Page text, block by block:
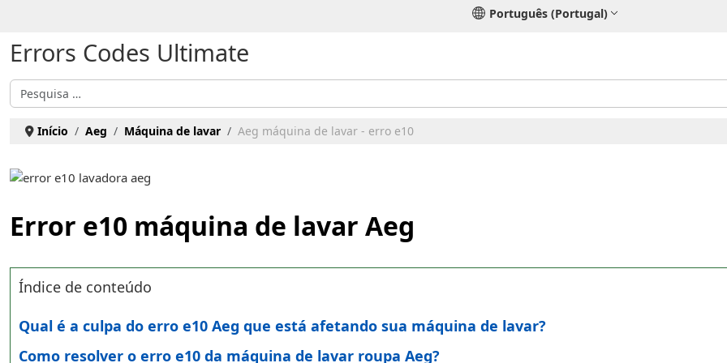
Português (Portugal)
Errors Codes Ultimate
Pesquisar
Início Aeg Máquina de lavar Aeg máquina de lavar - erro e10
Error e10 máquina de lavar Aeg
Índice de conteúdo
Qual é a culpa do erro e10 Aeg que está afetando sua máquina de lavar?
Como resolver o erro e10 da máquina de lavar roupa Aeg?